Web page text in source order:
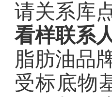
请关系库
看样联系
脂肪油品
受标底物